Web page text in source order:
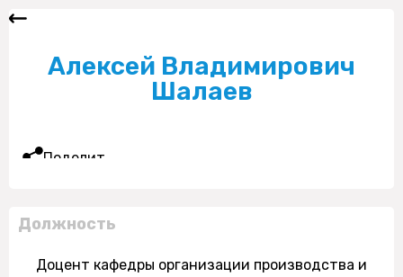
Алексей Владимирович
Шалаев
Поделиться
Должность
Доцент кафедры организации производства и